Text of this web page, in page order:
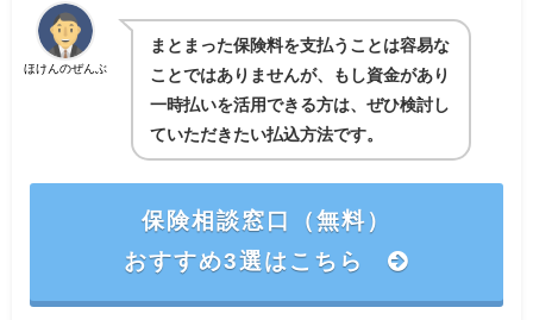
ほけんのぜんぶ
まとまった保険料を支払うことは容易な
ことではありませんが、もし資金があり
一時払いを活用できる方は、ぜひ検討し
ていただきたい払込方法です。
保険相談窓口（無料）
おすすめ3選はこちら